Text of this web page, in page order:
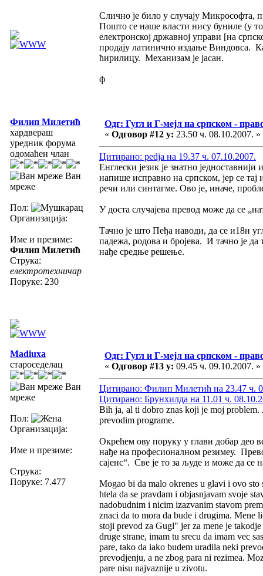
Слично је било у случају Микрософта,
Пошто се наше власти нису буниле (у
електронској државној управи [на
продају латинично издање Виндовса.
ћирилицу. Механизам је јасан.
ф
Филип Милетић
хардвераш
уредник форума
одомаћен члан
Ван
мреже
Пол:
Организација:
Име и презиме:
Филип Милетић
Струка:
електротехничар
Поруке: 230
Одг: Гугл и Г-мејл на српском -
« Одговор #12 у: 23.50 ч. 08.10.2007. »
Цитирано: pedja на 19.37 ч. 07.10.2007.
Енглески језик је знатно
напише исправно на српском, јер се тај
речи или синтагме. Ово је, иначе,
У доста случајева превод може да се
Тачно је што Пеђа наводи, да се и18н
падежа, родова и бројева. И тачно је
нађе средње решење.
Madiuxa
староседелац
Ван
мреже
Пол:
Организација:
Име и презиме:
Струка:
Поруке: 7.477
Одг: Гугл и Г-мејл на српском -
« Одговор #13 у: 09.45 ч. 09.10.2007. »
Цитирано: Филип Милетић на 23.47 ч.
Цитирано: Брунхилда на 11.01 ч.
Bih ja, al ti dobro znas koji je moj
prevodim programe.
Окрећем ову поруку у глави добар део
нађе на професионалном резимеу.
сајенс“. Све је то за људе и може да се
Mogao bi da malo okrenes u glavi i ovo sto
htela da se pravdam i objasnjavam svoje
nadobudnim i nicim izazvanim stavom
znaci da to mora da bude i drugima. Mene
stoji prevod za Gugl" jer za mene je
druge strane, imam tu srecu da imam vec
pare, tako da iako budem uradila neki
prevodjenju, a ne zbog para ni rezimea.
pare nisu najvaznije u zivotu.